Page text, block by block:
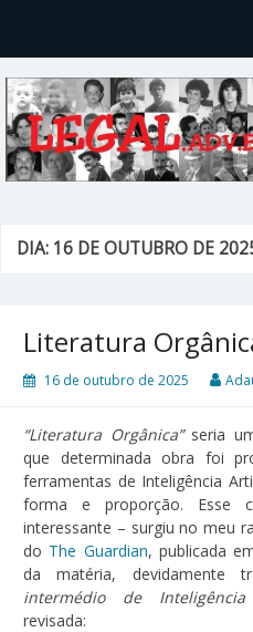
DIA: 16 DE OUTUBRO DE
Literatura
16 de outubro de 2025
“Literatura Orgânica”seria
que determinada obra foi
ferramentas de Inteligência
forma e proporção. Esse
interessante – surgiu no meu
do The Guardian, publicada
da matéria, devidamente
intermédio de
revisada: